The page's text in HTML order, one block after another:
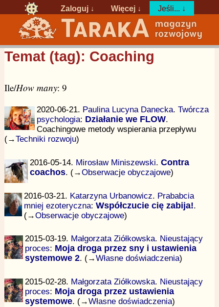
Zaloguj ↓ Więcej ↓ Jeśli... ↓
Temat (tag): Coaching
Ile/How many: 9
2020-06-21. Paulina Lucyna Danecka.Twórcza
psychologia: Działanie we FLOW.
Coachingowe metody wspierania przepływu
(→Techniki rozwoju)
2016-05-14. Mirosław Miniszewski. Contra
coachos. (→Obserwacje obyczajowe)
2016-03-21. Katarzyna Urbanowicz. Prababcia
mniej ezoteryczna:Współczucie cię zabija!.
(→Obserwacje obyczajowe)
2015-03-19. Małgorzata Ziółkowska. Nieustający
proces: Moja droga przez sny i ustawienia
systemowe 2. (→Własne doświadczenia)
2015-02-28. Małgorzata Ziółkowska. Nieustający
proces: Moja droga przez ustawienia
systemowe. (→Własne doświadczenia)